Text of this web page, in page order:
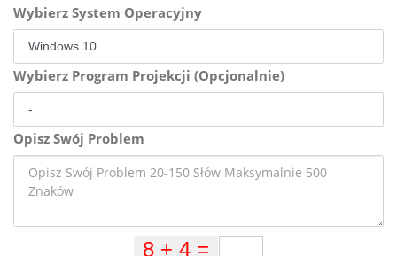
Wybierz System Operacyjny
Wybierz Program Projekcji (Opcjonalnie)
Opisz Swój Problem